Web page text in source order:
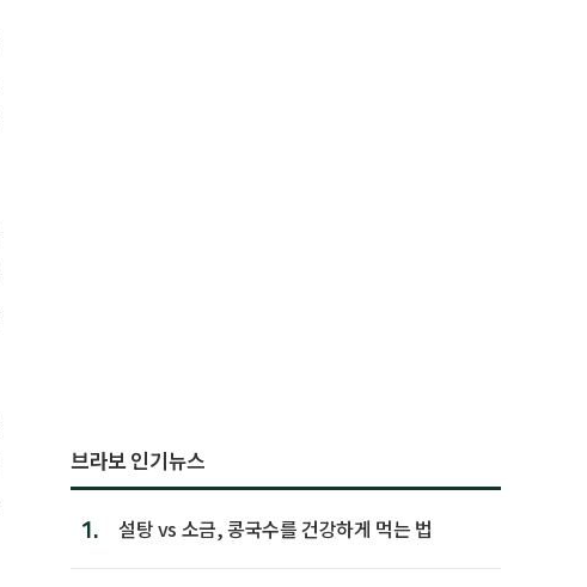
브라보 인기뉴스
1. 설탕 vs 소금, 콩국수를 건강하게 먹는 법